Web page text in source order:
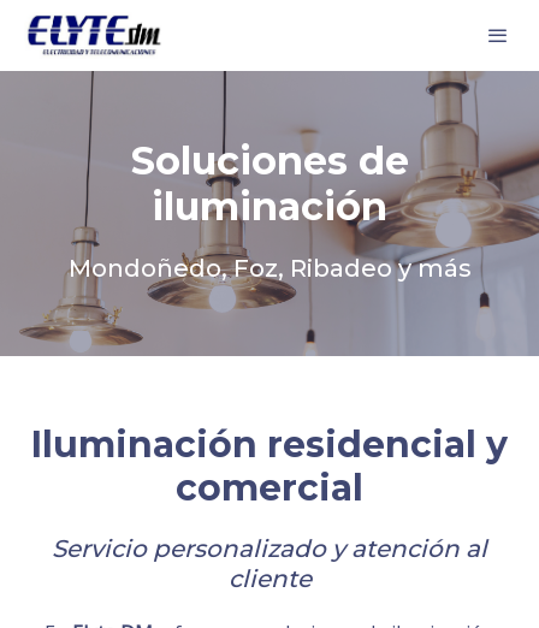
Soluciones de
iluminación
Mondoñedo, Foz, Ribadeo y más
Iluminación residencial y
comercial
Servicio personalizado y atención al
cliente